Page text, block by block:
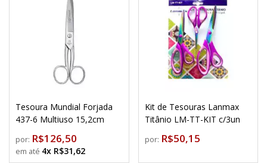
Tesoura Mundial Forjada
437-6 Multiuso 15,2cm
por: R$126,50
4x R$31,62
Kit de Tesouras Lanmax
Titânio LM-TT-KIT c/3un
por: R$50,15